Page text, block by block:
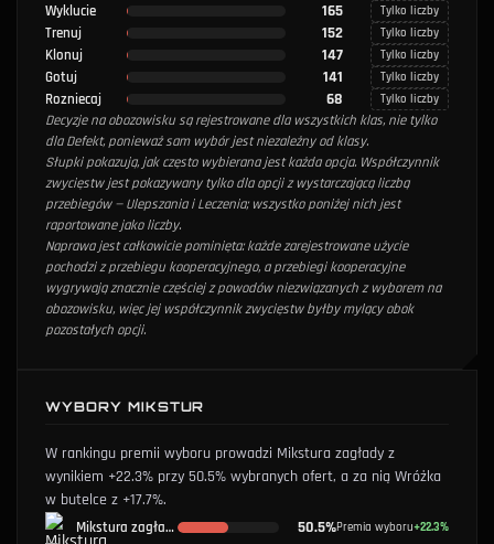
Wyklucie 165 Tylko liczby
Trenuj 152 Tylko liczby
Klonuj 147 Tylko liczby
Gotuj 141 Tylko liczby
Rozniecaj 68 Tylko liczby
Decyzje na obozowisku są rejestrowane dla wszystkich klas, nie tylko
dla Defekt, ponieważ sam wybór jest niezależny od klasy.
Słupki pokazują, jak często wybierana jest każda opcja. Współczynnik
zwycięstw jest pokazywany tylko dla opcji z wystarczającą liczbą
przebiegów — Ulepszania i Leczenia; wszystko poniżej nich jest
raportowane jako liczby.
Naprawa jest całkowicie pominięta: każde zarejestrowane użycie
pochodzi z przebiegu kooperacyjnego, a przebiegi kooperacyjne
wygrywają znacznie częściej z powodów niezwiązanych z wyborem na
obozowisku, więc jej współczynnik zwycięstw byłby mylący obok
pozostałych opcji.
WYBORY MIKSTUR
W rankingu premii wyboru prowadzi Mikstura zagłady z
wynikiem +22.3% przy 50.5% wybranych ofert, a za nią Wróżka
w butelce z +17.7%.
Mikstura zagłady 50.5%Premia wyboru+22.3%